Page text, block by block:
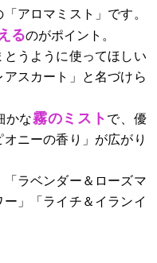
アロマミスト」です。
るのがポイント。
うように使ってほしい
スカート」と名づけら
かな霧のミスト で、優
ニーの香り」が広がり
「ラベンダー＆ローズマ
」「ライチ＆イランイ